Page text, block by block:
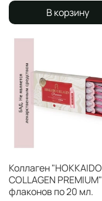
В корзину
Коллаген "HOKKAIDO
COLLAGEN
флаконов по 20 мл.